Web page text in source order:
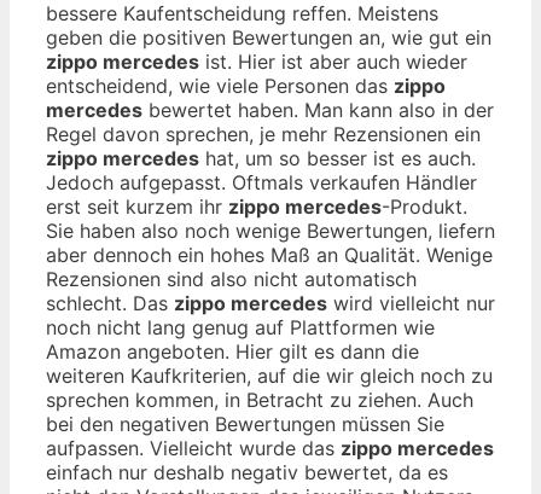
bessere Kaufentscheidung reffen. Meistens
geben die positiven Bewertungen an, wie gut ein
zippo mercedes ist. Hier ist aber auch wieder
entscheidend, wie viele Personen das zippo
mercedes bewertet haben. Man kann also in der
Regel davon sprechen, je mehr Rezensionen ein
zippo mercedes hat, um so besser ist es auch.
Jedoch aufgepasst. Oftmals verkaufen Händler
erst seit kurzem ihr zippo mercedes-Produkt.
Sie haben also noch wenige Bewertungen, liefern
aber dennoch ein hohes Maß an Qualität. Wenige
Rezensionen sind also nicht automatisch
schlecht. Das zippo mercedes wird vielleicht nur
noch nicht lang genug auf Plattformen wie
Amazon angeboten. Hier gilt es dann die
weiteren Kaufkriterien, auf die wir gleich noch zu
sprechen kommen, in Betracht zu ziehen. Auch
bei den negativen Bewertungen müssen Sie
aufpassen. Vielleicht wurde das zippo mercedes
einfach nur deshalb negativ bewertet, da es